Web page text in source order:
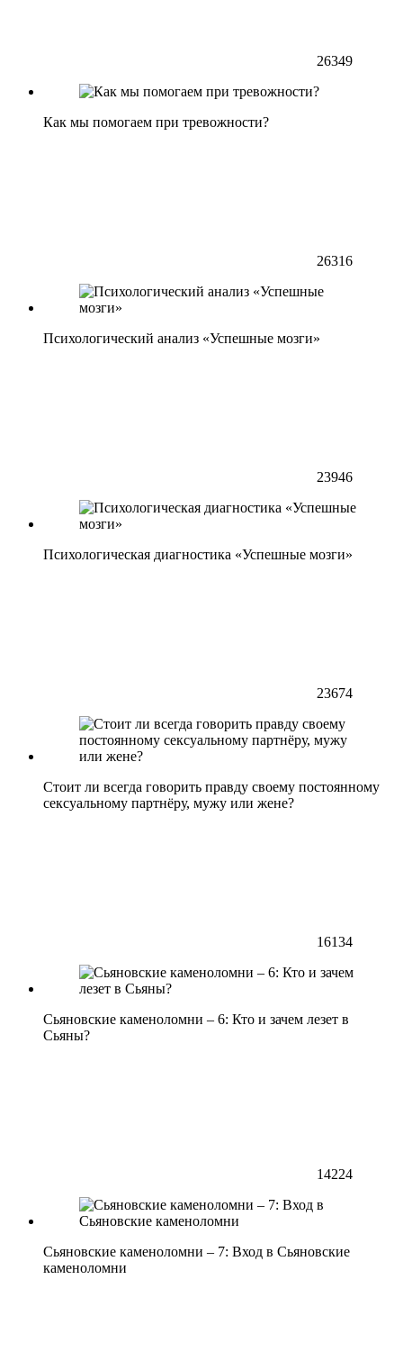
26349
Как мы помогаем при тревожности?
26316
Психологический анализ «Успешные мозги»
23946
Психологическая диагностика «Успешные мозги»
23674
Стоит ли всегда говорить правду своему постоянному
сексуальному партнёру, мужу или жене?
16134
Сьяновские каменоломни – 6: Кто и зачем лезет в
Сьяны?
14224
Сьяновские каменоломни – 7: Вход в Сьяновские
каменоломни